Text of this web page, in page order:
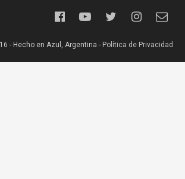
- Hecho en Azul, Argentina - Política de Privacidad